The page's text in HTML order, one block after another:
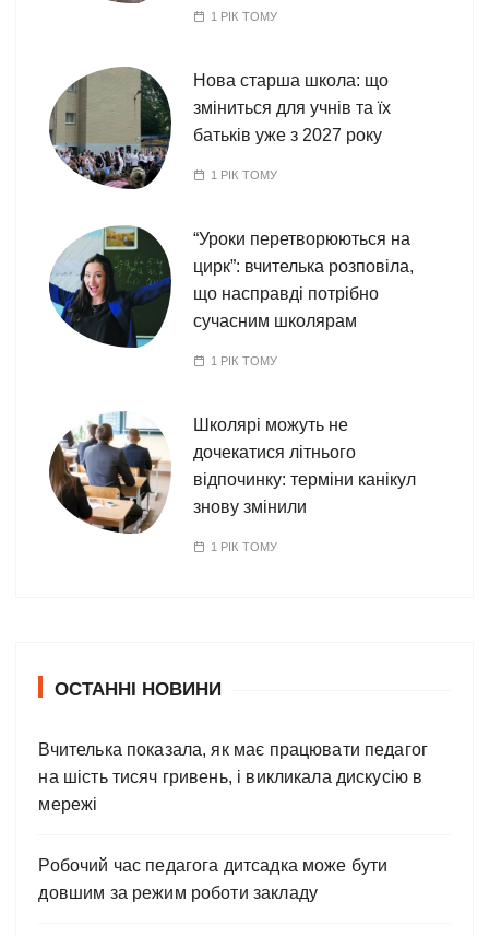
1 РІК ТОМУ
Нова старша школа: що
зміниться для учнів та їх
батьків уже з 2027 року
1 РІК ТОМУ
“Уроки перетворюються на
цирк”: вчителька розповіла,
що насправді потрібно
сучасним школярам
1 РІК ТОМУ
Школярі можуть не
дочекатися літнього
відпочинку: терміни канікул
знову змінили
1 РІК ТОМУ
ОСТАННІ НОВИНИ
Вчителька показала, як має працювати педагог
на шість тисяч гривень, і викликала дискусію в
мережі
Робочий час педагога дитсадка може бути
довшим за режим роботи закладу